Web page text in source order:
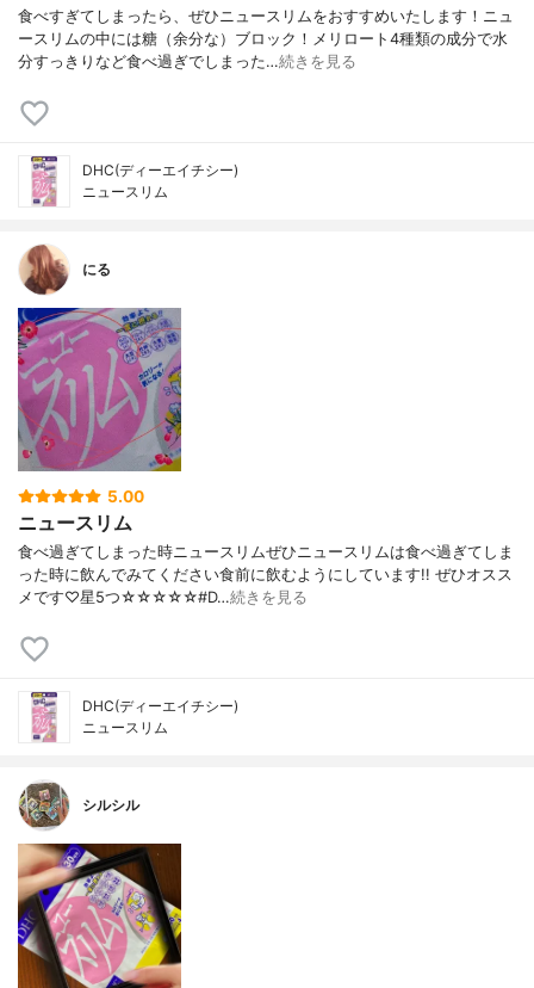
食べすぎてしまったら、ぜひニュースリムをおすすめいたします！ニュ
ースリムの中には糖（余分な）ブロック！メリロート4種類の成分で水
分すっきりなど食べ過ぎでしまった…続きを見る
DHC(ディーエイチシー)
ニュースリム
にる
5.00
ニュースリム
食べ過ぎてしまった時ニュースリムぜひニュースリムは食べ過ぎてしま
った時に飲んでみてください食前に飲むようにしています!! ぜひオスス
メです♡星5つ☆☆☆☆☆#D…続きを見る
DHC(ディーエイチシー)
ニュースリム
シルシル